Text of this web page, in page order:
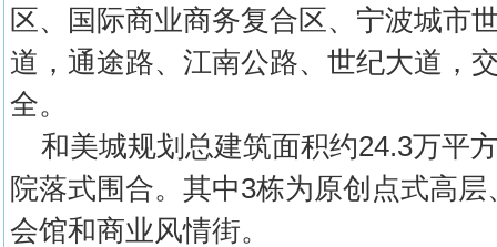
区、国际商业商务复合区、宁波城市
道，通途路、江南公路、世纪大道，
全。
和美城规划总建筑面积约24.3万平
院落式围合。其中3栋为原创点式高
会馆和商业风情街。